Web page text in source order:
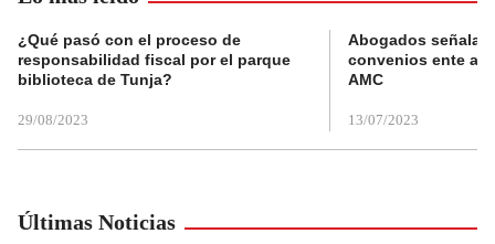
¿Qué pasó con el proceso de
responsabilidad fiscal por el parque
biblioteca de Tunja?
29/08/2023
Abogados
convenios ente
AMC
13/07/2023
Últimas Noticias